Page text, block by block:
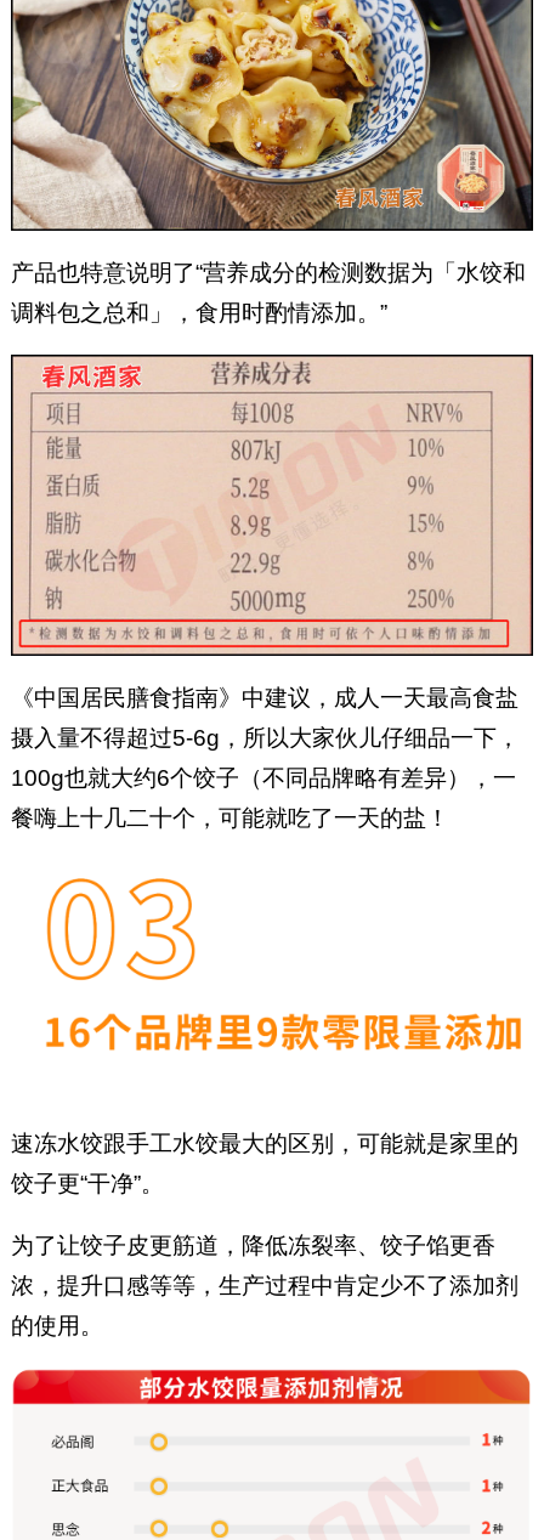
产品也特意说明了“营养成分的检测数据为「水饺和
调料包之总和」，食用时酌情添加。”
《中国居民膳食指南》中建议，成人一天最高食盐
摄入量不得超过5-6g，所以大家伙儿仔细品一下，
100g也就大约6个饺子（不同品牌略有差异），一
餐嗨上十几二十个，可能就吃了一天的盐！
速冻水饺跟手工水饺最大的区别，可能就是家里的
饺子更“干净”。
为了让饺子皮更筋道，降低冻裂率、饺子馅更香
浓，提升口感等等，生产过程中肯定少不了添加剂
的使用。